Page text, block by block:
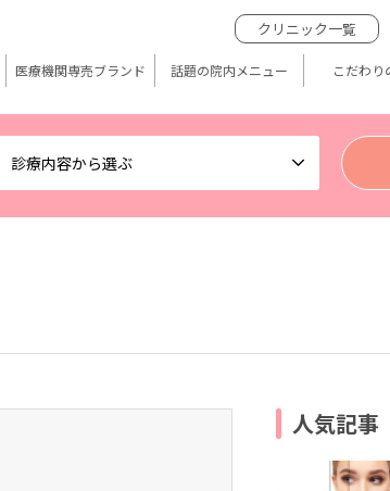
診療内容から選ぶ
クリニック一覧
医療機関専売ブランド 話題の院内メニュー こだわり
人気記事